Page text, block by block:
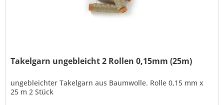
Takelgarn ungebleicht 2 Rollen 0,15mm (25m)
ungebleichter Takelgarn aus Baumwolle. Rolle 0,15 mm x
25 m 2 Stück